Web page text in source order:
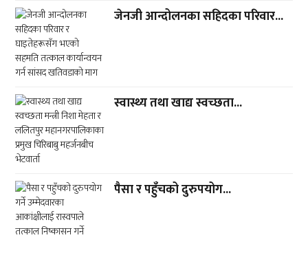
जेनजी आन्दोलनका सहिदका परिवार...
स्वास्थ्य तथा खाद्य स्वच्छता...
पैसा र पहुँचको दुरुपयोग...